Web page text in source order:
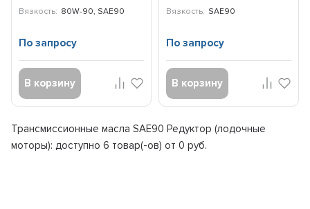
Вязкость: 80W-90, SAE90
По запросу
В корзину
Вязкость: SAE90
По запросу
В корзину
Трансмиссионные масла SAE90 Редуктор (лодочные
моторы): доступно6 товар(-ов) от 0 руб.